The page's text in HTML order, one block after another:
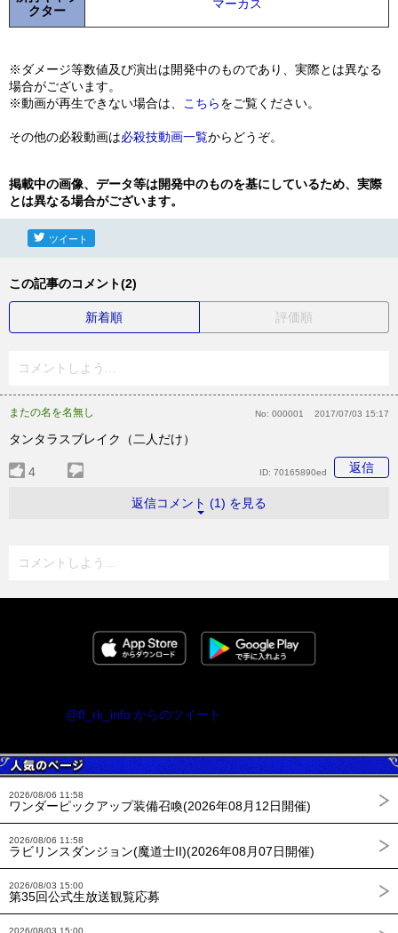
クター
マーカス
※ダメージ等数値及び演出は開発中のものであり、実際とは異なる
場合がございます。
※動画が再生できない場合は、
こちらをご覧ください。
その他の必殺動画は必殺技動画一覧からどうぞ。
掲載中の画像、データ等は開発中のものを基にしているため、実際
とは異なる場合がございます。
ツイート
この記事のコメント(2)
新着順 評価順
コメントしよう...
またの名を名無し No: 000001 2017/07/03 15:17
タンタラスブレイク（二人だけ）
4 返信
ID: 70165890ed
返信コメント (1) を見る
コメントしよう...
@ff_rk_info からのツイート
2026/08/06 11:58
ワンダーピックアップ装備召喚(2026年08月12日開催)
2026/08/06 11:58
ラビリンスダンジョン(魔道士II)(2026年08月07日開催)
2026/08/03 15:00
第35回公式生放送観覧応募
2026/08/03 15:00